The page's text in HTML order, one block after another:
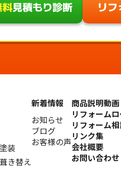
装
き替え
新着情報
お知らせ
ブログ
お客様の声
商品説明動画
リフォーム
リフォーム
リンク集
会社概要
お問い合わせ